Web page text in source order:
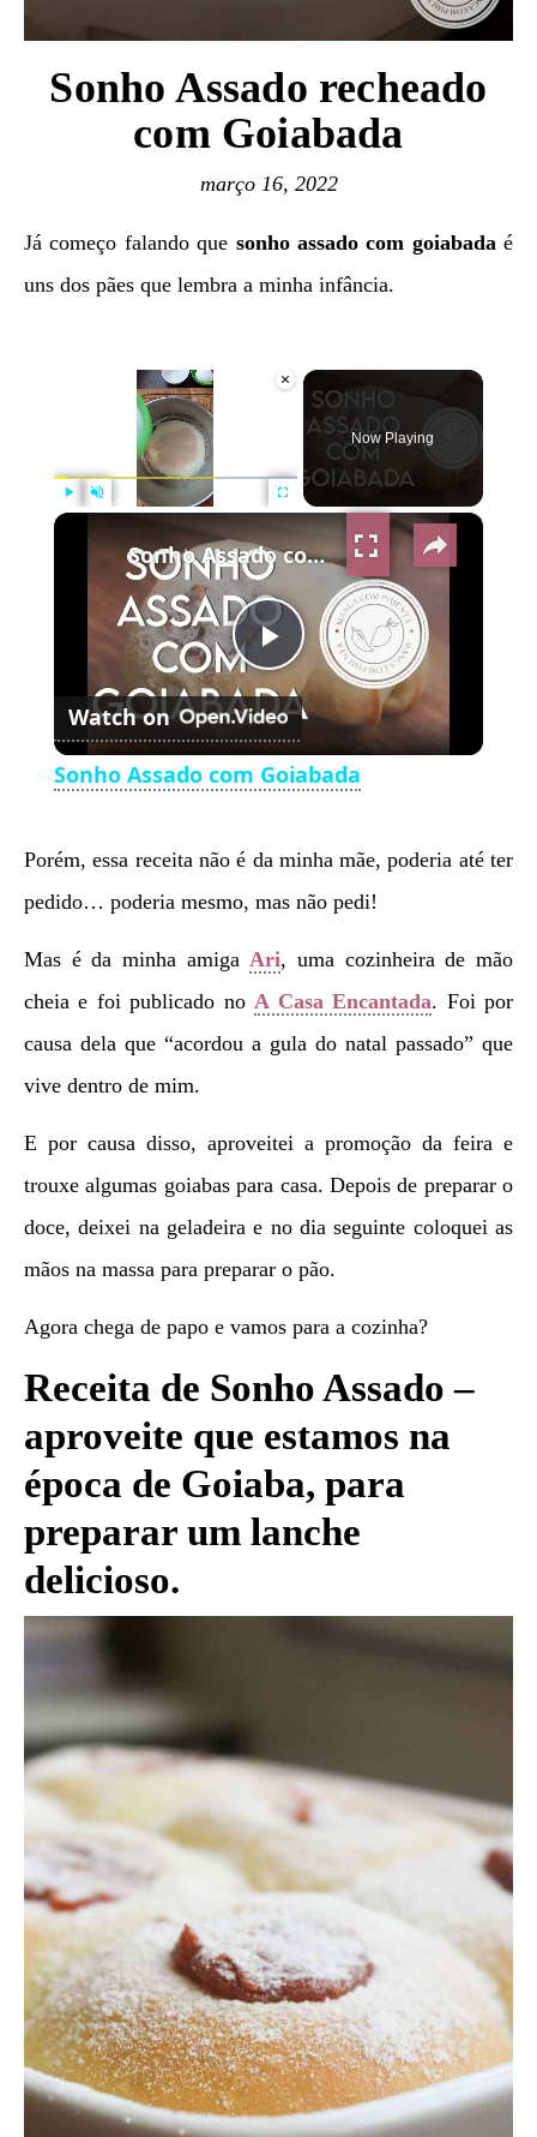
Sonho Assado recheado
com Goiabada
março 16, 2022
Já começo falando que sonho assado com goiabadaé
uns dos pães que lembra a minha infância.
×
Now Playing
×
Play
Video
Sonho Assado com Goiabada
Watch on
Sonho Assado com Goiabada
Porém, essa receita não é da minha mãe, poderia até ter
pedido… poderia mesmo, mas não pedi!
Mas é da minha amiga Ari, uma cozinheira de mão
cheia e foi publicado no A Casa Encantada. Foi por
causa dela que “acordou a gula do natal passado” que
vive dentro de mim.
E por causa disso, aproveitei a promoção da feira e
trouxe algumas goiabas para casa. Depois de preparar o
doce, deixei na geladeira e no dia seguinte coloquei as
mãos na massa para preparar o pão.
Agora chega de papo e vamos para a cozinha?
Receita de Sonho Assado –
aproveite que estamos na
época de Goiaba, para
preparar um lanche
delicioso.